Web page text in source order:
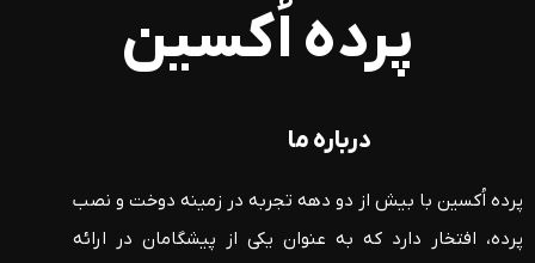
پرده اُکسین
درباره ما
پرده اُکسین با بیش از دو دهه تجربه در زمینه دوخت و نصب
پرده، افتخار دارد که به عنوان یکی از پیشگامان در ارائه